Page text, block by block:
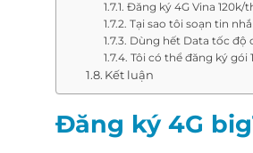
Đăng ký 4G Vina
Tại sao tôi soạn tin
Dùng hết Data tốc độ
Tôi có thể đăng ký gói
Kết luận
Đăng ký 4G